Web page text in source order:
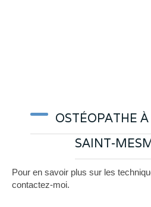
OSTÉOPATHE
SAINT-
Pour en savoir plus sur les
contactez-moi.